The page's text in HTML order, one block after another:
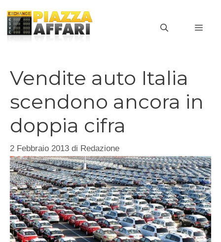
contenuto
Vendite auto Italia
scendono ancora in
doppia cifra
2 Febbraio 2013 di Redazione